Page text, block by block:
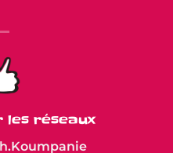
les réseaux